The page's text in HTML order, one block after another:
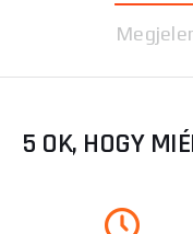
5 OK, HOGY